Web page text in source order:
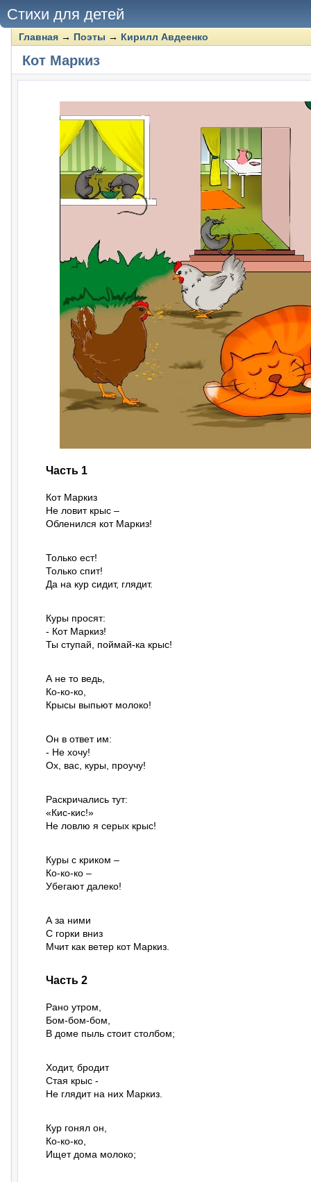
Стихи для детей
Главная → Поэты → Кирилл Авдеенко
Кот Маркиз
Часть 1
Кот Маркиз
Не ловит крыс –
Обленился кот Маркиз!
Только ест!
Только спит!
Да на кур сидит, глядит.
Куры просят:
- Кот Маркиз!
Ты ступай, поймай-ка крыс!
А не то ведь,
Ко-ко-ко,
Крысы выпьют молоко!
Он в ответ им:
- Не хочу!
Ох, вас, куры, проучу!
Раскричались тут:
«Кис-кис!»
Не ловлю я серых крыс!
Куры с криком –
Ко-ко-ко –
Убегают далеко!
А за ними
С горки вниз
Мчит как ветер кот Маркиз.
Часть 2
Рано утром,
Бом-бом-бом,
В доме пыль стоит столбом;
Ходит, бродит
Стая крыс -
Не глядит на них Маркиз.
Кур гонял он,
Ко-ко-ко,
Ищет дома молоко;